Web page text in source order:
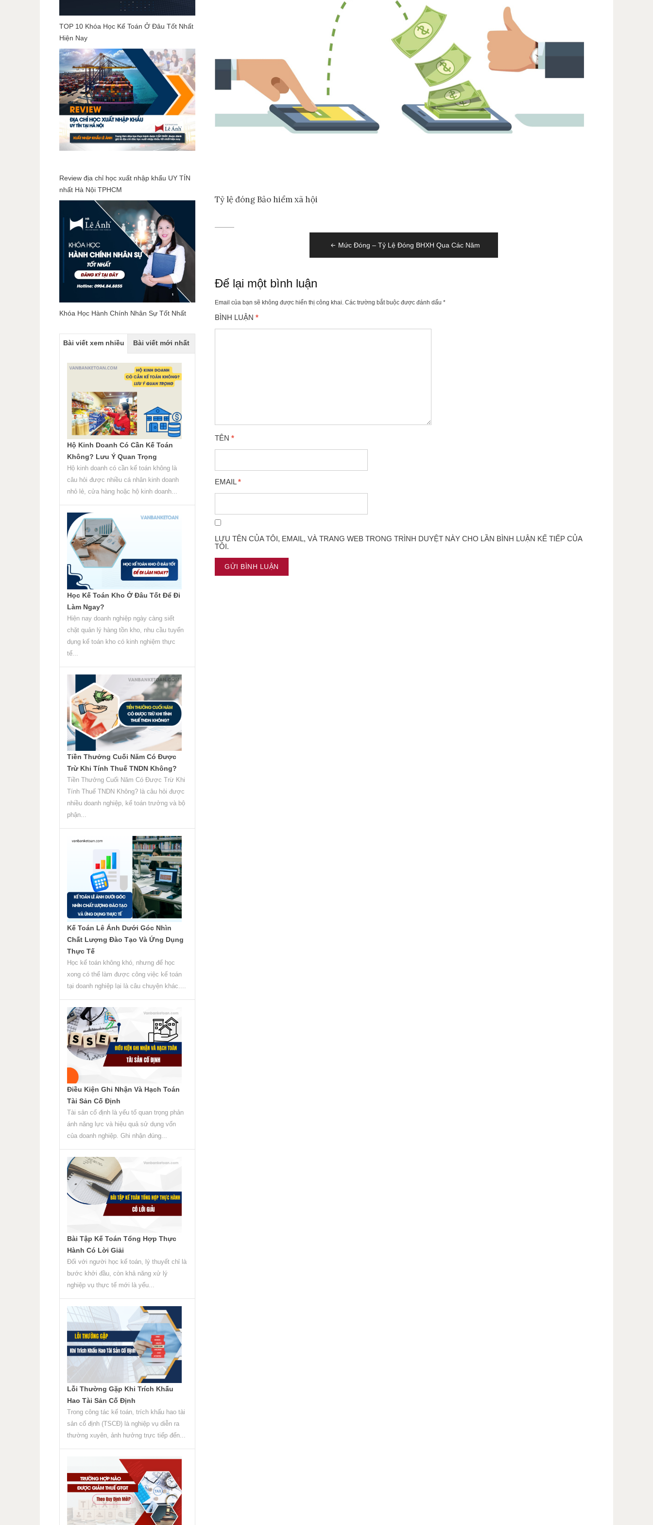
Tỷ lệ đóng Bảo hiểm xã hội
viết
Mức Đóng – Tỷ Lệ Đóng BHXH Qua Các Năm
Để lại một bình luận
Email của bạn sẽ không được hiển thị công khai. Các trường bắt buộc được đánh dấu *
BÌNH LUẬN *
TÊN *
EMAIL*
LƯU TÊN CỦA TÔI, EMAIL, VÀ TRANG WEB TRONG TRÌNH DUYỆT NÀY CHO LẦN BÌNH LUẬN KẾ TIẾP CỦA
TÔI.
TOP 10 Khóa Học Kế Toán Ở Đâu Tốt Nhất
Hiện Nay
Review địa chỉ học xuất nhập khẩu UY TÍN
nhất Hà Nội TPHCM
Khóa Học Hành Chính Nhân Sự Tốt Nhất
Bài viết xem nhiều Bài viết mới nhất
Hộ Kinh Doanh Có Cần Kế Toán
Không? Lưu Ý Quan Trọng
Hộ kinh doanh có cần kế toán không là
câu hỏi được nhiều cá nhân kinh doanh
nhỏ lẻ, cửa hàng hoặc hộ kinh doanh...
Học Kế Toán Kho Ở Đâu Tốt Để Đi
Làm Ngay?
Hiện nay doanh nghiệp ngày càng siết
chặt quản lý hàng tồn kho, nhu cầu tuyển
dụng kế toán kho có kinh nghiệm thực
tế...
Tiền Thưởng Cuối Năm Có Được
Trừ Khi Tính Thuế TNDN Không?
Tiền Thưởng Cuối Năm Có Được Trừ Khi
Tính Thuế TNDN Không? là câu hỏi được
nhiều doanh nghiệp, kế toán trưởng và bộ
phận...
Kế Toán Lê Ánh Dưới Góc Nhìn
Chất Lượng Đào Tạo Và Ứng Dụng
Thực Tế
Học kế toán không khó, nhưng để học
xong có thể làm được công việc kế toán
tại doanh nghiệp lại là câu chuyện khác....
Điều Kiện Ghi Nhận Và Hạch Toán
Tài Sản Cố Định
Tài sản cố định là yếu tố quan trọng phản
ánh năng lực và hiệu quả sử dụng vốn
của doanh nghiệp. Ghi nhận đúng...
Bài Tập Kế Toán Tổng Hợp Thực
Hành Có Lời Giải
Đối với người học kế toán, lý thuyết chỉ là
bước khởi đầu, còn khả năng xử lý
nghiệp vụ thực tế mới là yếu...
Lỗi Thường Gặp Khi Trích Khấu
Hao Tài Sản Cố Định
Trong công tác kế toán, trích khấu hao tài
sản cố định (TSCĐ) là nghiệp vụ diễn ra
thường xuyên, ảnh hưởng trực tiếp đến...